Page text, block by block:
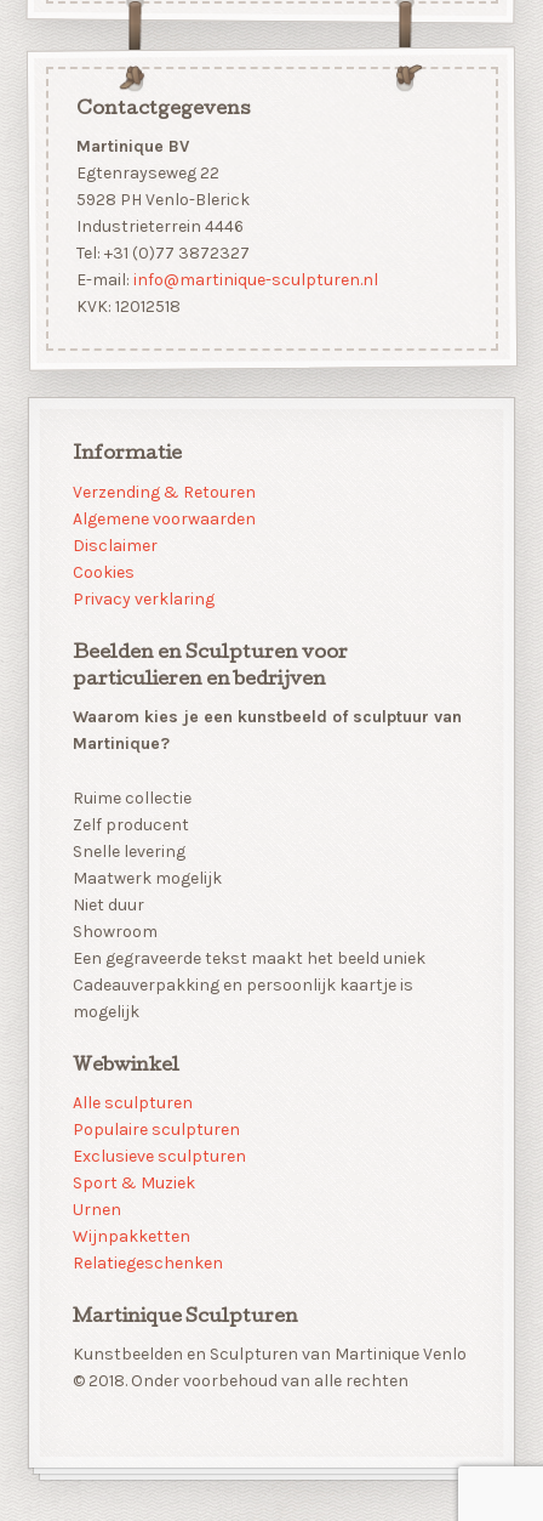
Contactgegevens
Martinique BV
Egtenrayseweg 22
5928 PH Venlo-Blerick
Industrieterrein 4446
Tel: +31 (0)77 3872327
E-mail: info@martinique-sculpturen.nl
KVK: 12012518
Informatie
Verzending & Retouren
Algemene voorwaarden
Disclaimer
Cookies
Privacy verklaring
Beelden en Sculpturen voor
particulieren en bedrijven
Waarom kies je een kunstbeeld of sculptuur van
Martinique?
Ruime collectie
Zelf producent
Snelle levering
Maatwerk mogelijk
Niet duur
Showroom
Een gegraveerde tekst maakt het beeld uniek
Cadeauverpakking en persoonlijk kaartje is
mogelijk
Webwinkel
Alle sculpturen
Populaire sculpturen
Exclusieve sculpturen
Sport & Muziek
Urnen
Wijnpakketten
Relatiegeschenken
Martinique Sculpturen
Kunstbeelden en Sculpturen van Martinique Venlo
© 2018. Onder voorbehoud van alle rechten